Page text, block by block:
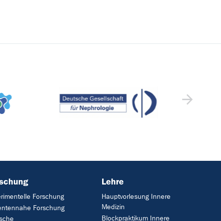
Forschung
Forschung
Lehre
Hauptvorlesung Innere
Medizin
Blockpraktikum Innere